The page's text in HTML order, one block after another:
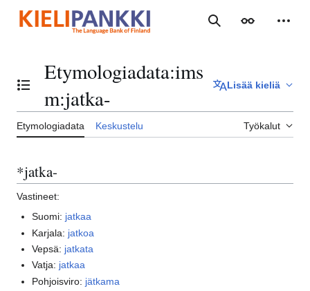
sisältöön
Haku Ulkoasu
Vaihda sisällysluettelo
Etymologiadata:ims
m:jatka-
Lisää kieliä
Etymologiadata Keskustelu Työkalut
*jatka-
Vastineet:
Suomi: jatkaa
Karjala: jatkoa
Vepsä: jatkata
Vatja: jatkaa
Pohjoisviro: jätkama